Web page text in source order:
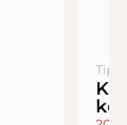
Tips